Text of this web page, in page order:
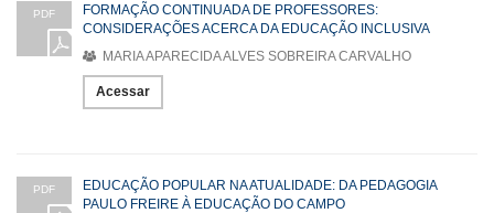
PDF
FORMAÇÃO CONTINUADA DE PROFESSORES:
CONSIDERAÇÕES ACERCA DA EDUCAÇÃO INCLUSIVA
MARIA APARECIDA ALVES SOBREIRA CARVALHO
Acessar
PDF
EDUCAÇÃO POPULAR NA ATUALIDADE: DA PEDAGOGIA
PAULO FREIRE À EDUCAÇÃO DO CAMPO